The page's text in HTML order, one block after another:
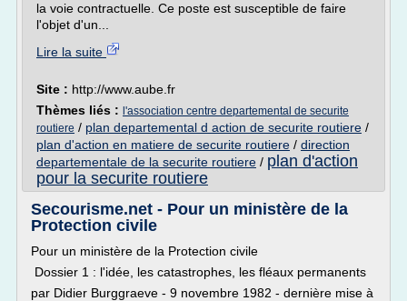
la voie contractuelle. Ce poste est susceptible de faire
l'objet d'un...
Lire la suite
Site : http://www.aube.fr
Thèmes liés : l'association centre departemental de securite
routiere / plan departemental d action de securite routiere /
plan d'action en matiere de securite routiere / direction
departementale de la securite routiere / plan d'action
pour la securite routiere
Secourisme.net - Pour un ministère de la
Protection civile
Pour un ministère de la Protection civile
Dossier 1 : l'idée, les catastrophes, les fléaux permanents
par Didier Burggraeve - 9 novembre 1982 - dernière mise à